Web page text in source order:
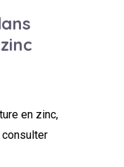
en zinc,